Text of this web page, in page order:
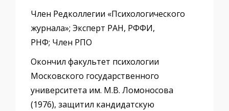
Член Редколлегии «Психологического
журнала»; Эксперт РАН, РФФИ,
РНФ; Член РПО
Окончил факультет психологии
Московского государственного
университета им. М.В. Ломоносова
(1976), защитил кандидатскую